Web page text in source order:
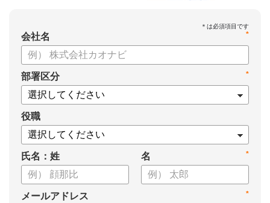
こちらの資料では、
・人事評価システムが必要な企業の特徴
・導入検討に必要な3つの視点
・7つの選定ポイント
についてまとめましたので、ぜひお役立てください。
*
会社名
*
部署区分
役職
氏名：姓 *
名
*
メールアドレス